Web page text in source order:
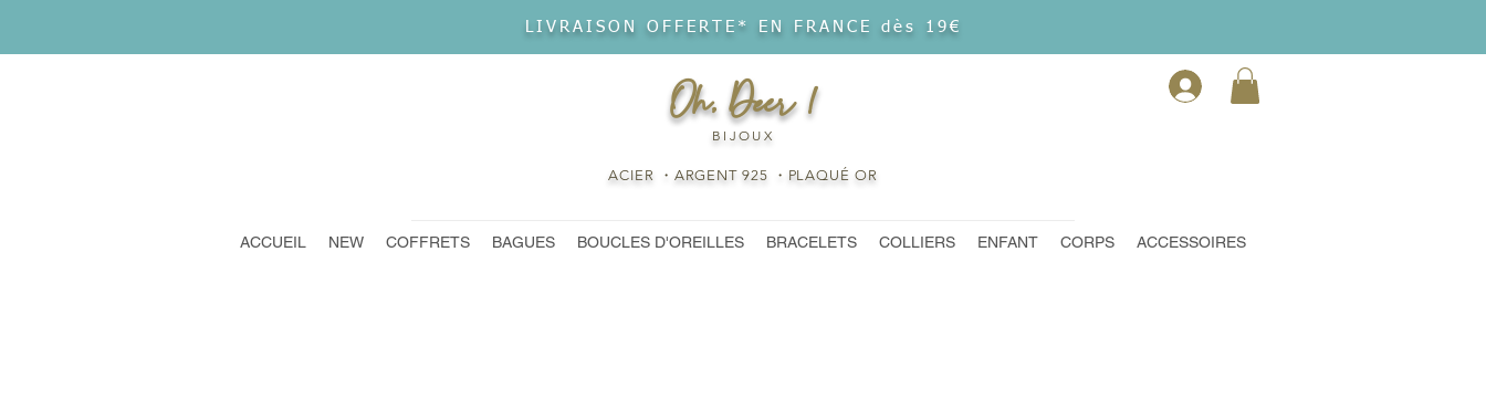
LIVRAISON OFFERTE* EN FRANCE dès 19€
Oh, Deer !
BIJOUX
ACIER ・ARGENT 925 ・PLAQUÉ OR
ACCUEIL NEW COFFRETS BAGUES BOUCLES D'OREILLES BRACELETS COLLIERS ENFANT CORPS ACCESSOIRES